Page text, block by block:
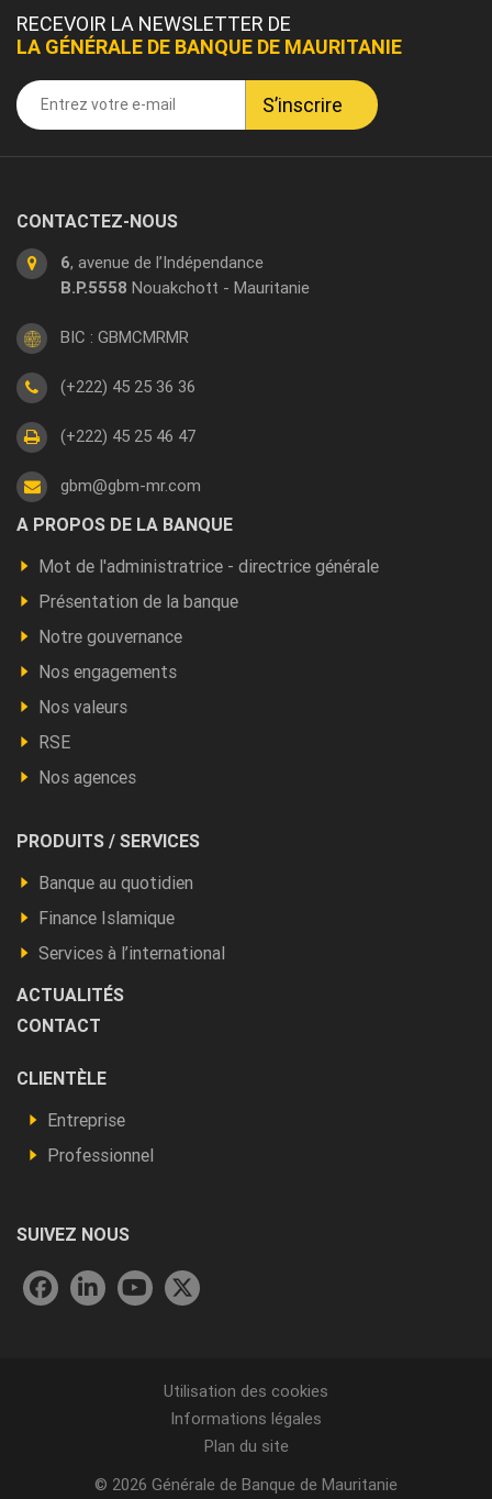
RECEVOIR LA NEWSLETTER DE
LA GÉNÉRALE DE BANQUE DE MAURITANIE
CONTACTEZ-NOUS
6, avenue de l’Indépendance
B.P.5558 Nouakchott - Mauritanie
BIC : GBMCMRMR
(+222) 45 25 36 36
(+222) 45 25 46 47
gbm@gbm-mr.com
Footer
a
A PROPOS DE LA BANQUE
Mot de l'administratrice - directrice générale
Présentation de la banque
Notre gouvernance
Nos engagements
Nos valeurs
RSE
Nos agences
Footer
Produits
autres
PRODUITS / SERVICES
Banque au quotidien
Finance Islamique
Services à l’international
ACTUALITÉS
CONTACT
Footer
Vous
CLIENTÈLE
Entreprise
Professionnel
SUIVEZ NOUS
page
Utilisation des cookies
Informations légales
Plan du site
© 2026 Générale de Banque de Mauritanie